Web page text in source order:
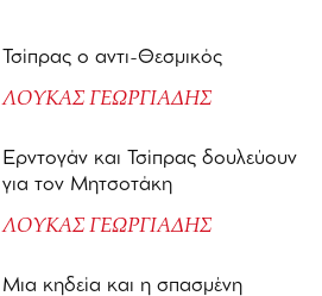
Τσίπρας ο αντι-Θεσμικός
ΛΟΥΚΑΣ ΓΕΩΡΓΙΑΔΗΣ
Ερντογάν και Τσίπρας δουλεύουν
για τον Μητσοτάκη
ΛΟΥΚΑΣ ΓΕΩΡΓΙΑΔΗΣ
Μια κηδεία και η σπασμένη